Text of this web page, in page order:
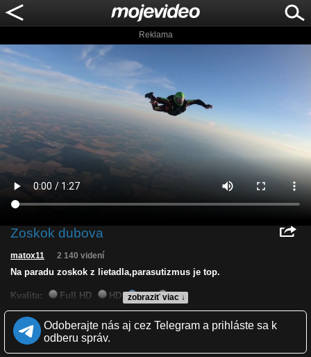
Reklama
Zoskok dubova
zobraziť viac ↓
matox11 2 140 videní
Na paradu zoskok z lietadla,parasutizmus je top.
Kvalita: Full HD HD NQ
LQ
Páči sa: 100% (2 hlasov)
Obľúbené: 0
Komentárov: 5
Dľžka: 1:27
Odoberajte nás aj cez Telegram a prihláste sa k
odberu správ.